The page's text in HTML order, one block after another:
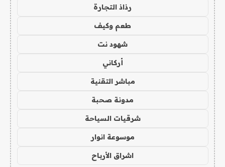
رذاذ التجارة
طعم وكيف
شهود نت
أركاني
مباشر التقنية
مدونة صحبة
شرقيات السياحة
موسوعة انوار
اشراق الأرباح